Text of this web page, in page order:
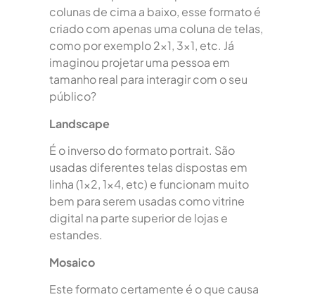
colunas de cima a baixo, esse formato é
criado com apenas uma coluna de telas,
como por exemplo 2×1, 3×1, etc. Já
imaginou projetar uma pessoa em
tamanho real para interagir com o seu
público?
Landscape
É o inverso do formato portrait. São
usadas diferentes telas dispostas em
linha (1×2, 1×4, etc) e funcionam muito
bem para serem usadas como vitrine
digital na parte superior de lojas e
estandes.
Mosaico
Este formato certamente é o que causa